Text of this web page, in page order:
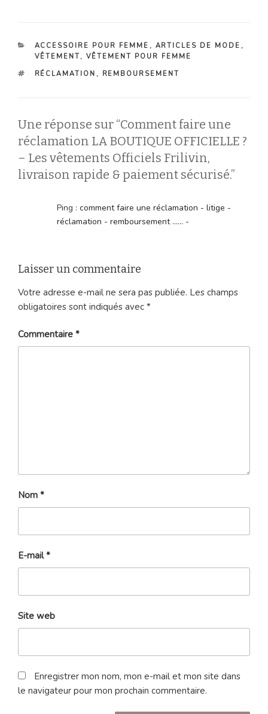
CATÉGORIES
ACCESSOIRE POUR FEMME , ARTICLES DE MODE ,
VÊTEMENT, VÊTEMENT POUR FEMME
ÉTIQUETTES
RÉCLAMATION , REMBOURSEMENT
Une réponse sur “Comment faire une
réclamation LA BOUTIQUE OFFICIELLE ?
– Les vêtements Officiels Frilivin,
livraison rapide & paiement sécurisé.”
Ping : comment faire une réclamation - litige -
réclamation - remboursement ...... -
Laisser un commentaire
Votre adresse e-mail ne sera pas publiée. Les champs
obligatoires sont indiqués avec *
Commentaire *
Nom *
E-mail*
Site web
Enregistrer mon nom, mon e-mail et mon site dans
le navigateur pour mon prochain commentaire.